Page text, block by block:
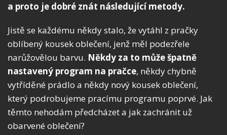
a proto je dobré znát následující metody.
Jistě se každému někdy stalo, že vytáhl z pračky
oblíbený kousek oblečení, jenž měl podezřele
narůžovělou barvu. Někdy za to může špatně
nastavený program na pračce, někdy chybně
vytříděné prádlo a někdy nový kousek oblečení,
který podrobujeme pracímu programu poprvé. Jak
těmto nehodám předcházet a jak zachránit už
obarvené oblečení?